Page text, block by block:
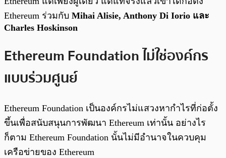
Ethereum ร่วมกับ Mihai Alisie, Anthony Di Iorio และ
Charles Hoskinson
Ethereum Foundation ไม่ใช่องค์กร
แบบร่วมศูนย์
Ethereum Foundation เป็นองค์กรไม่แสวงหากำไรที่ก่อตั้ง
ขึ้นเพื่อสนับสนุนการพัฒนา Ethereum เท่านั้น อย่างไร
ก็ตาม Ethereum Foundation นั้นไม่มีอำนาจในควบคุม
เครือข่ายของ Ethereum